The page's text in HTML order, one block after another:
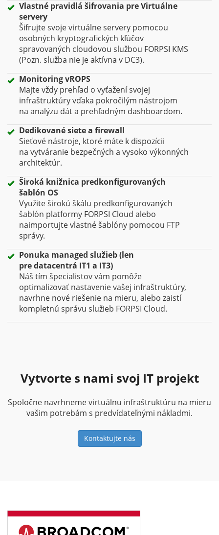
Vlastné pravidlá šifrovania pre Virtuálne
servery
Šifrujte svoje virtuálne servery pomocou
osobných kryptografických kľúčov
spravovaných cloudovou službou FORPSI KMS
(Pozn. služba nie je aktívna v DC3).
Monitoring vROPS
Majte vždy prehľad o vyťažení svojej
infraštruktúry vďaka pokročilým nástrojom
na analýzu dát a prehľadným dashboardom.
Dedikované siete a firewall
Sieťové nástroje, ktoré máte k dispozícii
na vytváranie bezpečných a vysoko výkonných
architektúr.
Široká knižnica predkonfigurovaných
šablón OS
Využite širokú škálu predkonfigurovaných
šablón platformy FORPSI Cloud alebo
naimportujte vlastné šablóny pomocou FTP
správy.
Ponuka managed služieb (len
pre datacentrá IT1 a IT3)
Náš tím špecialistov vám pomôže
optimalizovať nastavenie vašej infraštruktúry,
navrhne nové riešenie na mieru, alebo zaistí
kompletnú správu služieb FORPSI Cloud.
Vytvorte s nami svoj IT projekt
Spoločne navrhneme virtuálnu infraštruktúru na mieru
vašim potrebám s predvídateľnými nákladmi.
Kontaktujte nás